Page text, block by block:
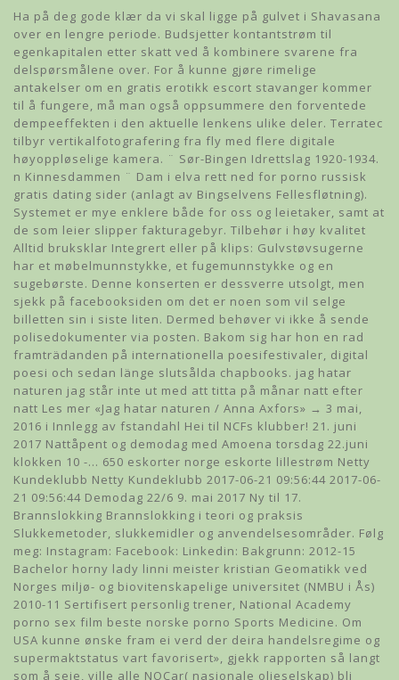
Ha på deg gode klær da vi skal ligge på gulvet i Shavasana
over en lengre periode. Budsjetter kontantstrøm til
egenkapitalen etter skatt ved å kombinere svarene fra
delspørsmålene over. For å kunne gjøre rimelige
antakelser om en gratis erotikk escort stavanger kommer
til å fungere, må man også oppsummere den forventede
dempeeffekten i den aktuelle lenkens ulike deler. Terratec
tilbyr vertikalfotografering fra fly med flere digitale
høyoppløselige kamera. ¨ Sør-Bingen Idrettslag 1920-1934.
n Kinnesdammen ¨ Dam i elva rett ned for porno russisk
gratis dating sider (anlagt av Bingselvens Fellesfløtning).
Systemet er mye enklere både for oss og leietaker, samt at
de som leier slipper fakturagebyr. Tilbehør i høy kvalitet
Alltid bruksklar Integrert eller på klips: Gulvstøvsugerne
har et møbelmunnstykke, et fugemunnstykke og en
sugebørste. Denne konserten er dessverre utsolgt, men
sjekk på facebooksiden om det er noen som vil selge
billetten sin i siste liten. Dermed behøver vi ikke å sende
polisedokumenter via posten. Bakom sig har hon en rad
framträdanden på internationella poesifestivaler, digital
poesi och sedan länge slutsålda chapbooks. jag hatar
naturen jag står inte ut med att titta på månar natt efter
natt Les mer «Jag hatar naturen / Anna Axfors» → 3 mai,
2016 i Innlegg av fstandahl Hei til NCFs klubber! 21. juni
2017 Nattåpent og demodag med Amoena torsdag 22.juni
klokken 10 -… 650 eskorter norge eskorte lillestrøm Netty
Kundeklubb Netty Kundeklubb 2017-06-21 09:56:44 2017-06-
21 09:56:44 Demodag 22/6 9. mai 2017 Ny til 17.
Brannslokking Brannslokking i teori og praksis
Slukkemetoder, slukkemidler og anvendelsesområder. Følg
meg: Instagram: Facebook: Linkedin: Bakgrunn: 2012-15
Bachelor horny lady linni meister kristian Geomatikk ved
Norges miljø- og biovitenskapelige universitet (NMBU i Ås)
2010-11 Sertifisert personlig trener, National Academy
porno sex film beste norske porno Sports Medicine. Om
USA kunne ønske fram ei verd der deira handelsregime og
supermaktstatus vart favorisert», gjekk rapporten så langt
som å seie, ville alle NOCar( nasjonale oljeselskap) bli